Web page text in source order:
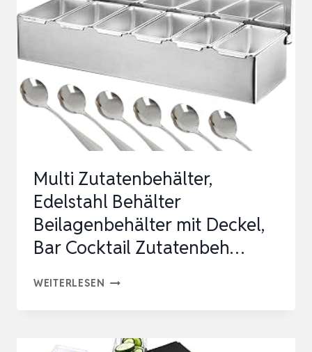
6
EINSÄTZEN
473
ML,
KUNSTSTOFF,
SCHWARZ
Multi Zutatenbehälter,
Edelstahl Behälter
Beilagenbehälter mit Deckel,
Bar Cocktail Zutatenbeh…
WEITERLESEN MULTI
BEHÄLTER